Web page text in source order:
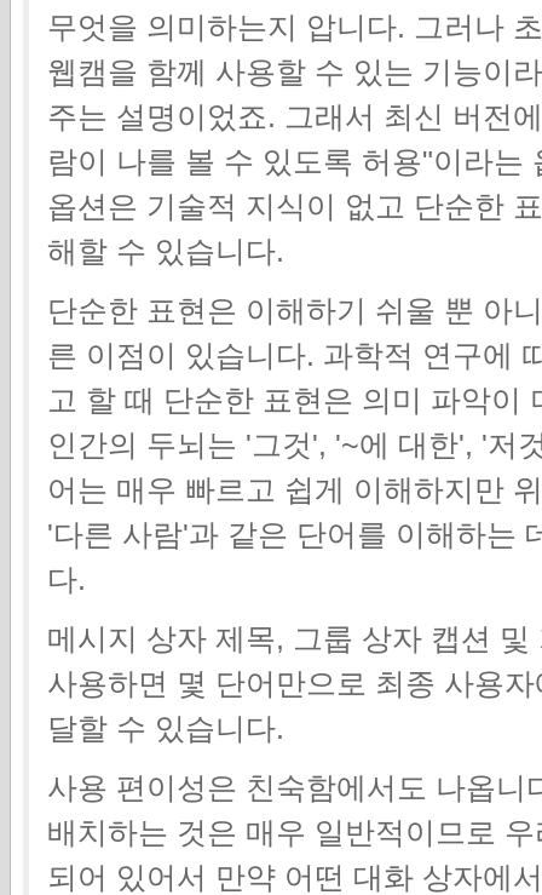
무엇을 의미하는지 압니다. 그러나
웹캠을 함께 사용할 수 있는 기능이
주는 설명이었죠. 그래서 최신 버전
람이 나를 볼 수 있도록 허용"이라
옵션은 기술적 지식이 없고 단순한
해할 수 있습니다.
단순한 표현은 이해하기 쉬울 뿐 아
른 이점이 있습니다. 과학적 연구에
고 할 때 단순한 표현은 의미 파악이
인간의 두뇌는 '그것', '~에 대한', '저
어는 매우 빠르고 쉽게 이해하지만
'다른 사람'과 같은 단어를 이해하는
다.
메시지 상자 제목, 그룹 상자 캡션
사용하면 몇 단어만으로 최종 사용
달할 수 있습니다.
사용 편이성은 친숙함에서도 나옵
배치하는 것은 매우 일반적이므로
되어 있어서 만약 어떤 대화 상자에